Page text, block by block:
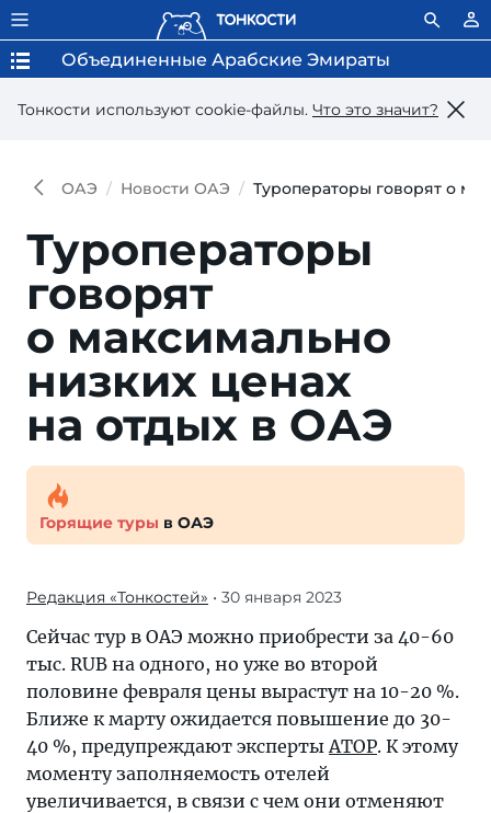
Тонкости используют сookie-файлы. Что это значит?
Объединенные Арабские Эмираты
ОАЭ Новости ОАЭ Туроператоры говорят о
Туроператоры
говорят
о максимально
низких ценах
на отдых в ОАЭ
Горящие туры в ОАЭ
Редакция «Тонкостей» • 30 января 2023
Сейчас тур в ОАЭ можно приобрести за 40-60
тыс. RUB на одного, но уже во второй
половине февраля цены вырастут на 10-20 %.
Ближе к марту ожидается повышение до 30-
40 %, предупреждают экспертыАТОР. К этому
моменту заполняемость отелей
увеличивается, в связи с чем они отменяют